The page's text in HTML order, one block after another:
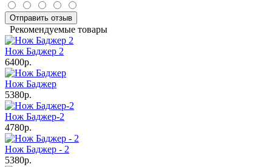
Отправить отзыв
Рекомендуемые товары
Нож Баджер 2
6400р.
Нож Баджер
5380р.
Нож Баджер-2
4780р.
Нож Баджер - 2
5380р.